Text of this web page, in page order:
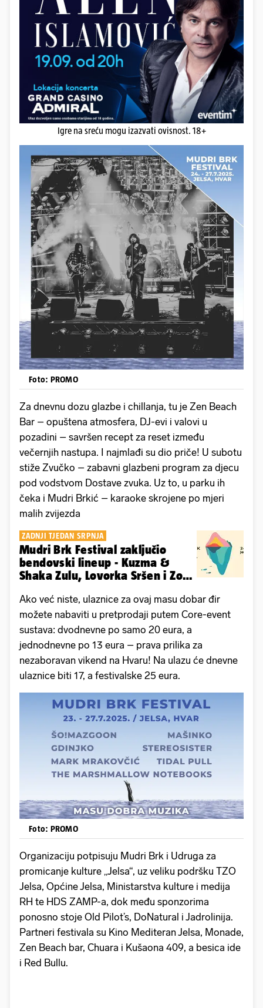
Igre na sreću mogu izazvati ovisnost. 18+
Foto: PROMO
Za dnevnu dozu glazbe i chillanja, tu je Zen Beach
Bar – opuštena atmosfera, DJ-evi i valovi u
pozadini – savršen recept za reset između
večernjih nastupa. I najmlađi su dio priče! U subotu
stiže Zvučko – zabavni glazbeni program za djecu
pod vodstvom Dostave zvuka. Uz to, u parku ih
čeka i Mudri Brkić – karaoke skrojene po mjeri
malih zvijezda
ZADNJI TJEDAN SRPNJA
Mudri Brk Festival zaključio
bendovski lineup - Kuzma &
Shaka Zulu, Lovorka Sršen i Zo
Ako već niste, ulaznice za ovaj masu dobar đir
možete nabaviti u pretprodaji putem Core-event
sustava: dvodnevne po samo 20 eura, a
jednodnevne po 13 eura – prava prilika za
nezaboravan vikend na Hvaru! Na ulazu će dnevne
ulaznice biti 17, a festivalske 25 eura.
Foto: PROMO
Organizaciju potpisuju Mudri Brk i Udruga za
promicanje kulture „Jelsa“, uz veliku podršku TZO
Jelsa, Općine Jelsa, Ministarstva kulture i medija
RH te HDS ZAMP-a, dok među sponzorima
ponosno stoje Old Pilot’s, DoNatural i Jadrolinija.
Partneri festivala su Kino Mediteran Jelsa, Monade,
Zen Beach bar, Chuara i Kušaona 409, a besica ide
i Red Bullu.